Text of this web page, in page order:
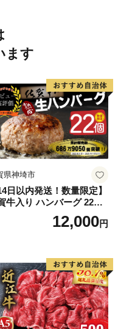
ます
県神埼市
日以内発送！数量限定】
牛入り ハンバーグ 22個
個)【佐賀牛
毛和牛 ブランド牛 九州 ハ
(H083106)
12,000円